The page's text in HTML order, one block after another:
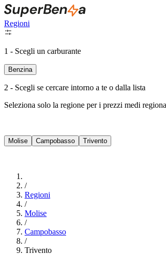
Regioni
1 - Scegli un carburante
Benzina
2 - Scegli se cercare intorno a te o dalla lista
Seleziona solo la regione per i prezzi medi
Molise Campobasso Trivento
/
Regioni
/
Molise
/
Campobasso
/
Trivento